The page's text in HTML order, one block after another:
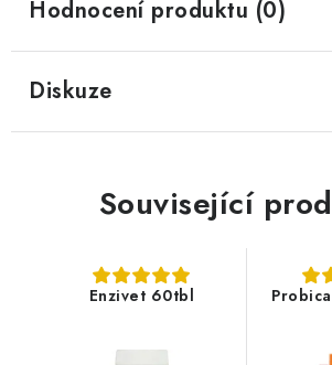
Hodnocení produktu (0)
Diskuze
Související
Enzivet 60tbl